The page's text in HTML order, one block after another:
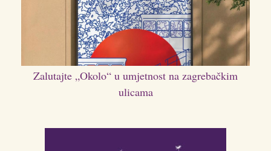
Zalutajte „Okolo“ u umjetnost na zagrebačkim
ulicama